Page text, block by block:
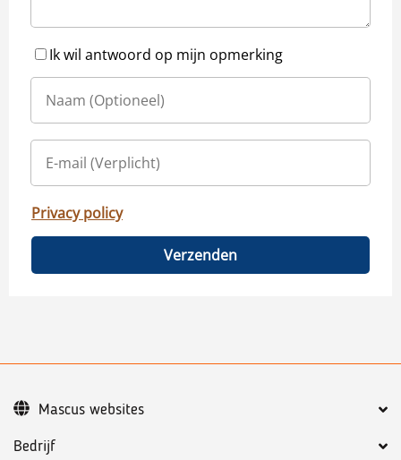
Ik wil antwoord op mijn opmerking
Privacy policy
Verzenden
Bedrijf
Mascus websites